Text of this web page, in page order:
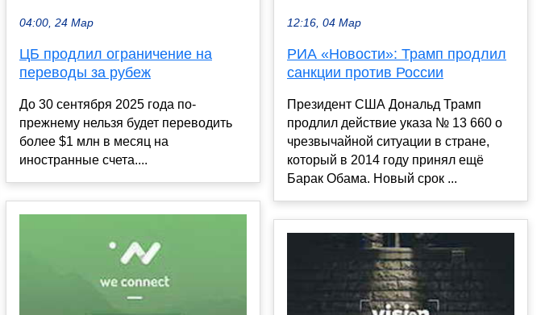
04:00, 24 Мар
ЦБ продлил ограничение на
переводы за рубеж
До 30 сентября 2025 года по-
прежнему нельзя будет переводить
более $1 млн в месяц на
иностранные счета....
12:16, 04 Мар
РИА «Новости»: Трамп продлил
санкции против России
Президент США Дональд Трамп
продлил действие указа № 13 660 о
чрезвычайной ситуации в стране,
который в 2014 году принял ещё
Барак Обама. Новый срок ...